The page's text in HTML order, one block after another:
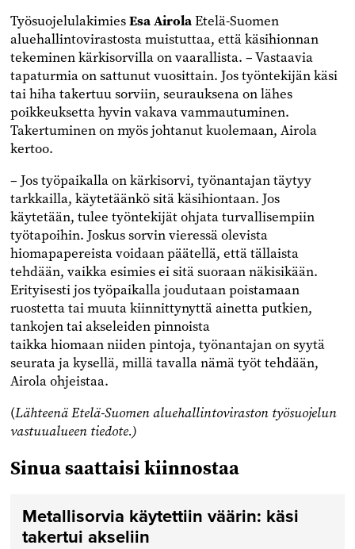
TyösuojelulakimiesEsa AirolaEtelä-Suomen
aluehallintovirastosta muistuttaa, että käsihionnan
tekeminen kärkisorvilla on vaarallista. – Vastaavia
tapaturmia on sattunut vuosittain. Jos työntekijän käsi
tai hiha takertuu sorviin, seurauksena on lähes
poikkeuksetta hyvin vakava vammautuminen.
Takertuminen on myös johtanut kuolemaan, Airola
kertoo.
– Jos työpaikalla on kärkisorvi, työnantajan täytyy
tarkkailla, käytetäänkö sitä käsihiontaan. Jos
käytetään, tulee työntekijät ohjata turvallisempiin
työtapoihin. Joskus sorvin vieressä olevista
hiomapapereista voidaan päätellä, että tällaista
tehdään, vaikka esimies ei sitä suoraan näkisikään.
Erityisesti jos työpaikalla joudutaan poistamaan
ruostetta tai muuta kiinnittynyttä ainetta putkien,
tankojen tai akseleiden pinnoista
taikka hiomaan niiden pintoja, työnantajan on syytä
seurata ja kysellä, millä tavalla nämä työt tehdään,
Airola ohjeistaa.
(Lähteenä Etelä-Suomen aluehallintoviraston työsuojelun
vastuualueen tiedote.)
Sinua saattaisi kiinnostaa
Metallisorvia käytettiin väärin: käsi
takertui akseliin